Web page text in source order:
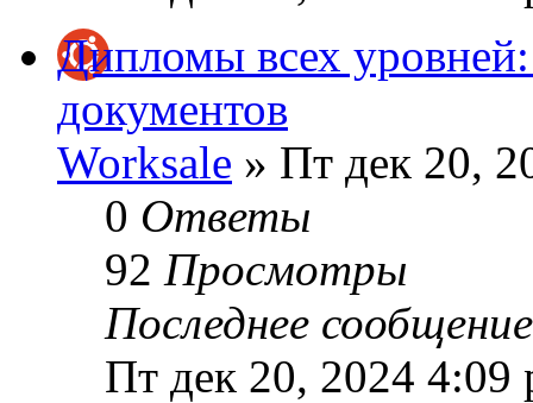
Дипломы всех
документов
Worksale » Пт дек 20,
0 Ответы
92 Просмотры
Последнее
Пт дек 20, 2024 4:09